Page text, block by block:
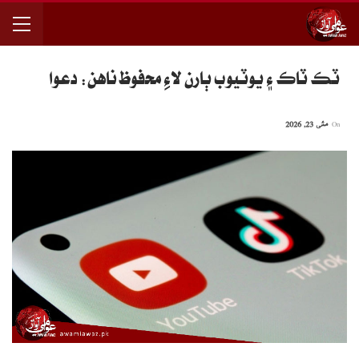
ٽڪ ٽاڪ ۽ يوٽيوب ٻارن لاءِ محفوظ ناهن: دعوا
مئی 23, 2026